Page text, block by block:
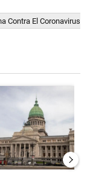
Contra El Coronavirus
reservas del Banco
de tendencia